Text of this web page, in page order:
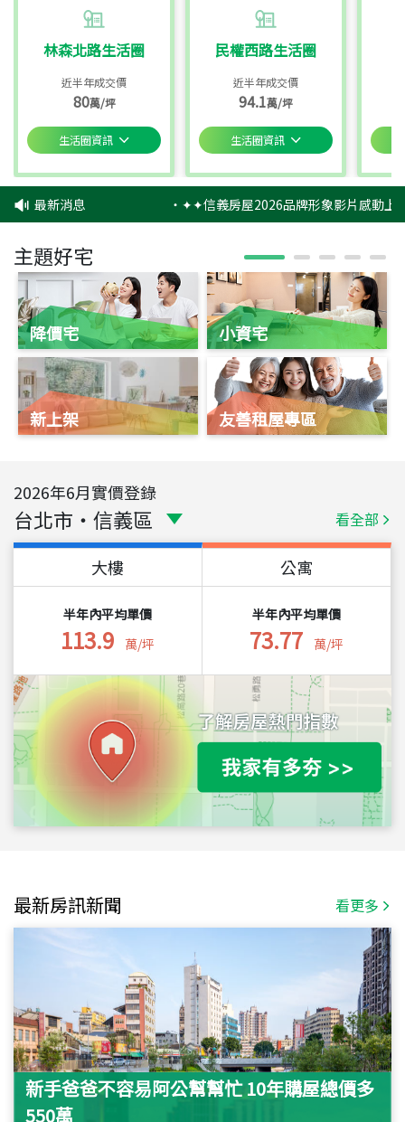
林森北路生活圈
近半年成交價
80萬/坪
生活圈資訊
民權西路生活圈
近半年成交價
94.1萬/坪
生活圈資訊
最新消息 ‧✦✦信義房屋2026品牌形象影片感動上
主題好宅
降價宅
新上架
小資宅
友善租屋專區
2026年6月實價登錄
台北市 ・ 信義區 看全部
大樓
半年內平均單價
113.9 萬/坪
公寓
半年內平均單價
73.77 萬/坪
最新房訊新聞 看更多
新手爸爸不容易阿公幫幫忙 10年購屋總價多
550萬